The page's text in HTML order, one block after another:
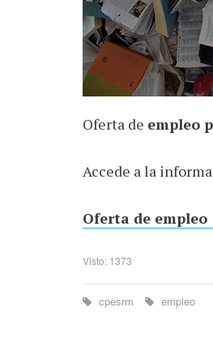
Oferta de empleo
Accede a la
Oferta de empleo
Visto: 1373
cpesrm empleo